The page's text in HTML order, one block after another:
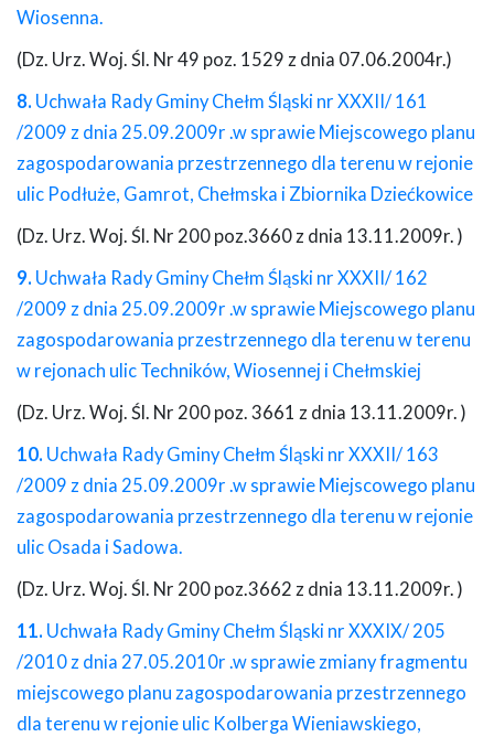
Wiosenna.
(Dz. Urz. Woj. Śl. Nr 49 poz. 1529 z dnia 07.06.2004r.)
8. Uchwała Rady Gminy Chełm Śląski nr XXXII/ 161
/2009 z dnia 25.09.2009r .w sprawie Miejscowego planu
zagospodarowania przestrzennego dla terenu w rejonie
ulic Podłuże, Gamrot, Chełmska i Zbiornika Dziećkowice
(Dz. Urz. Woj. Śl. Nr 200 poz.3660 z dnia 13.11.2009r. )
9. Uchwała Rady Gminy Chełm Śląski nr XXXII/ 162
/2009 z dnia 25.09.2009r .w sprawie Miejscowego planu
zagospodarowania przestrzennego dla terenu w terenu
w rejonach ulic Techników, Wiosennej i Chełmskiej
(Dz. Urz. Woj. Śl. Nr 200 poz. 3661 z dnia 13.11.2009r. )
10. Uchwała Rady Gminy Chełm Śląski nr XXXII/ 163
/2009 z dnia 25.09.2009r .w sprawie Miejscowego planu
zagospodarowania przestrzennego dla terenu w rejonie
ulic Osada i Sadowa.
(Dz. Urz. Woj. Śl. Nr 200 poz.3662 z dnia 13.11.2009r. )
11. Uchwała Rady Gminy Chełm Śląski nr XXXIX/ 205
/2010 z dnia 27.05.2010r .w sprawie zmiany fragmentu
miejscowego planu zagospodarowania przestrzennego
dla terenu w rejonie ulic Kolberga Wieniawskiego,